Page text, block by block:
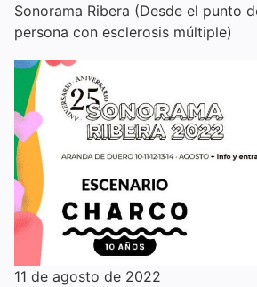
Sonorama Ribera (Desde el punto
persona con esclerosis múltiple)
11 de agosto de 2022